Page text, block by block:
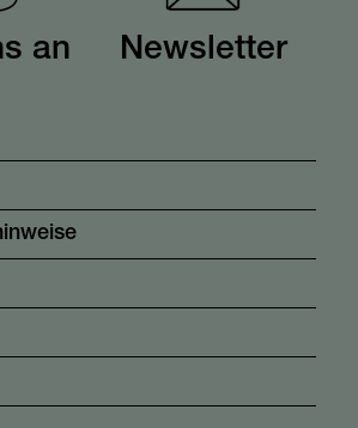
an Newsletter